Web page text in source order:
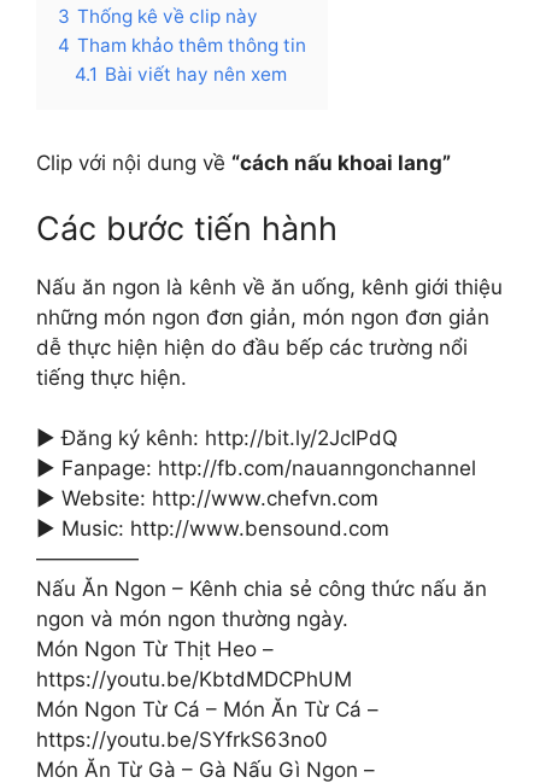
3 Thống kê về clip này
4 Tham khảo thêm thông tin
4.1 Bài viết hay nên xem
Clip với nội dung về “cách nấu khoai lang”
Các bước tiến hành
Nấu ăn ngon là kênh về ăn uống, kênh giới thiệu
những món ngon đơn giản, món ngon đơn giản
dễ thực hiện hiện do đầu bếp các trường nổi
tiếng thực hiện.
▶ Đăng ký kênh: http://bit.ly/2JcIPdQ
▶ Fanpage: http://fb.com/nauanngonchannel
▶ Website: http://www.chefvn.com
▶ Music: http://www.bensound.com
—————
Nấu Ăn Ngon – Kênh chia sẻ công thức nấu ăn
ngon và món ngon thường ngày.
Món Ngon Từ Thịt Heo –
https://youtu.be/KbtdMDCPhUM
Món Ngon Từ Cá – Món Ăn Từ Cá –
https://youtu.be/SYfrkS63no0
Món Ăn Từ Gà – Gà Nấu Gì Ngon –